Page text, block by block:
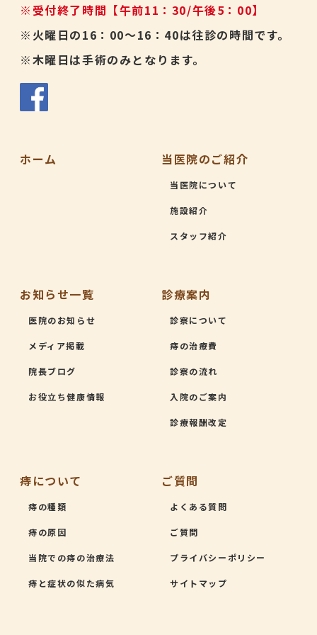
※受付終了時間【午前11：30/午後5：00】
※火曜日の16：00～16：40は往診の時間です。
※木曜日は手術のみとなります。
ホーム 当医院のご紹介
当医院について
施設紹介
スタッフ紹介
お知らせ一覧
医院のお知らせ
メディア掲載
院長ブログ
お役立ち健康情報
診療案内
診察について
痔の治療費
診察の流れ
入院のご案内
診療報酬改定
痔について
痔の種類
痔の原因
当院での痔の治療法
痔と症状の似た病気
ご質問
よくある質問
ご質問
プライバシーポリシー
サイトマップ